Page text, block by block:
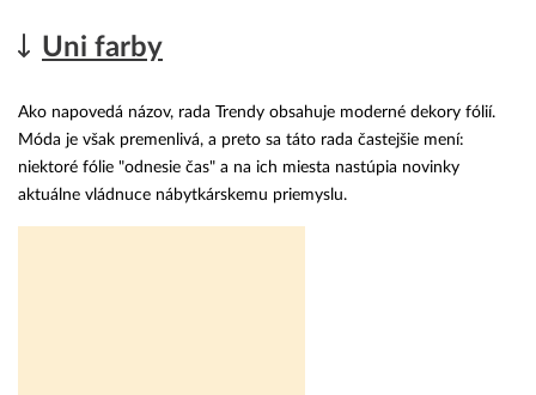
Uni farby
Ako napovedá názov, rada Trendy obsahuje moderné dekory fólií.
Móda je však premenlivá, a preto sa táto rada častejšie mení:
niektoré fólie "odnesie čas" a na ich miesta nastúpia novinky
aktuálne vládnuce nábytkárskemu priemyslu.